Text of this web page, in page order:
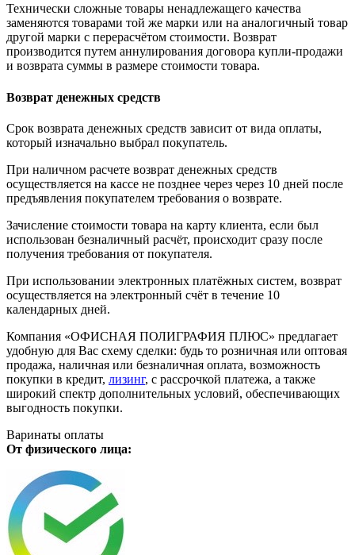
Технически сложные товары ненадлежащего качества
заменяются товарами той же марки или на аналогичный товар
другой марки с перерасчётом стоимости. Возврат
производится путем аннулирования договора купли-продажи
и возврата суммы в размере стоимости товара.
Возврат денежных средств
Срок возврата денежных средств зависит от вида оплаты,
который изначально выбрал покупатель.
При наличном расчете возврат денежных средств
осуществляется на кассе не позднее через через 10 дней после
предъявления покупателем требования о возврате.
Зачисление стоимости товара на карту клиента, если был
использован безналичный расчёт, происходит сразу после
получения требования от покупателя.
При использовании электронных платёжных систем, возврат
осуществляется на электронный счёт в течение 10
календарных дней.
Компания «ОФИСНАЯ ПОЛИГРАФИЯ ПЛЮС» предлагает
удобную для Вас схему сделки: будь то розничная или оптовая
продажа, наличная или безналичная оплата, возможность
покупки в кредит, лизинг, с рассрочкой платежа, а также
широкий спектр дополнительных условий, обеспечивающих
выгодность покупки.
Варинаты оплаты
От физического лица: